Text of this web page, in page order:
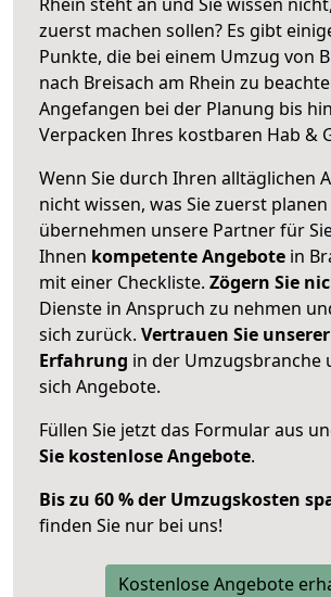
zuerst machen sollen? Es gibt
Punkte, die bei einem Umzug von
nach Breisach am Rhein zu
Angefangen bei der Planung bis
Verpacken Ihres kostbaren Hab &
Wenn Sie durch Ihren alltäglichen
nicht wissen, was Sie zuerst
übernehmen unsere Partner für
Ihnen kompetente Angebote in
mit einer Checkliste. Zögern Sie
Dienste in Anspruch zu nehmen
sich zurück. Vertrauen Sie unserer
Erfahrung in der Umzugsbranche
sich Angebote.
Füllen Sie jetzt das Formular aus
Sie kostenlose Angebote.
Bis zu 60 % der Umzugskosten
finden Sie nur bei uns!
Kostenlose Angebote